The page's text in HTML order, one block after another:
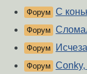
Форум С
Форум
Форум
Форум